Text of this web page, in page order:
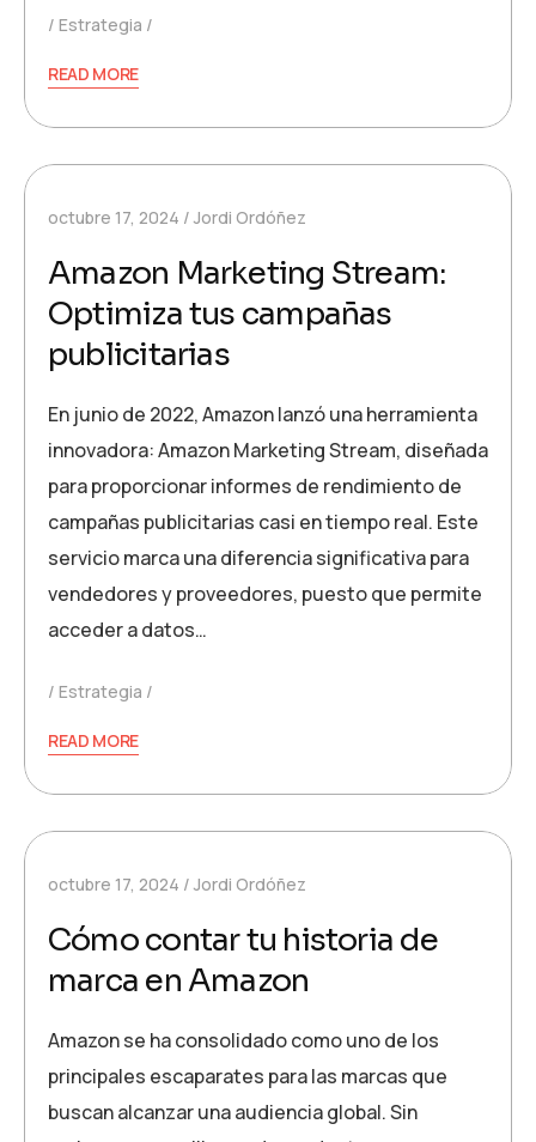
Estrategia
READ MORE
octubre 17, 2024 Jordi Ordóñez
Amazon Marketing Stream:
Optimiza tus campañas
publicitarias
En junio de 2022, Amazon lanzó una herramienta
innovadora: Amazon Marketing Stream, diseñada
para proporcionar informes de rendimiento de
campañas publicitarias casi en tiempo real. Este
servicio marca una diferencia significativa para
vendedores y proveedores, puesto que permite
acceder a datos…
Estrategia
READ MORE
octubre 17, 2024 Jordi Ordóñez
Cómo contar tu historia de
marca en Amazon
Amazon se ha consolidado como uno de los
principales escaparates para las marcas que
buscan alcanzar una audiencia global. Sin